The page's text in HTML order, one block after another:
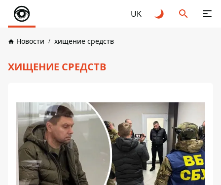
UK
Новости хищение средств
ХИЩЕНИЕ СРЕДСТВ